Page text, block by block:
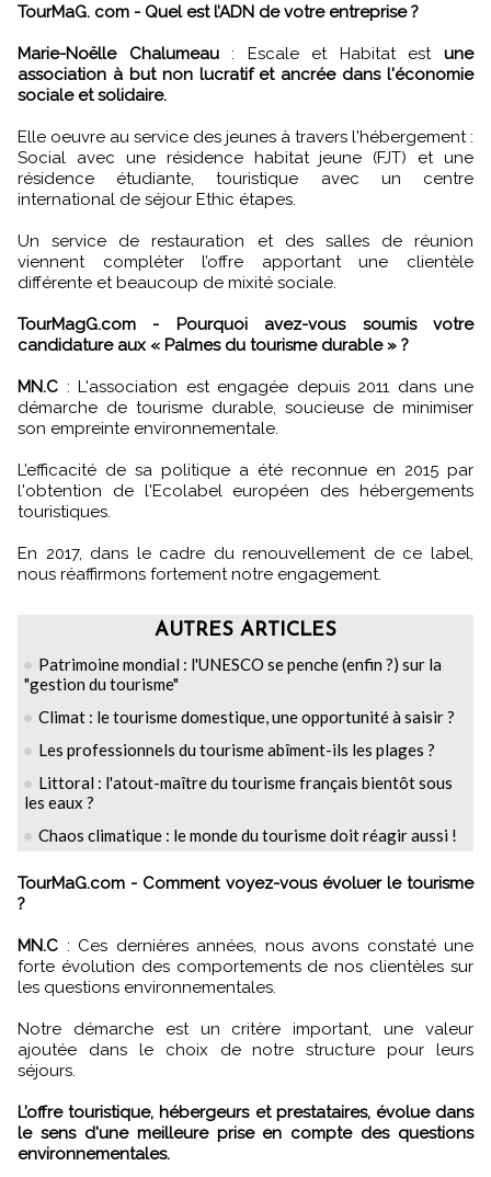
TourMaG. com - Quel est l’ADN de votre entreprise ?
Marie-Noëlle Chalumeau: Escale et Habitat estune
association à but non lucratif et ancrée dans l'économie
sociale et solidaire.
Elle oeuvre au service des jeunes à travers l'hébergement :
Social avec une résidence habitat jeune (FJT) et une
résidence étudiante, touristique avec un centre
international de séjour Ethic étapes.
Un service de restauration et des salles de réunion
viennent compléter l’offre apportant une clientèle
différente et beaucoup de mixité sociale.
TourMagG.com - Pourquoi avez-vous soumis votre
candidature aux « Palmes du tourisme durable » ?
MN.C : L'association est engagée depuis 2011 dans une
démarche de tourisme durable, soucieuse de minimiser
son empreinte environnementale.
L’efficacité de sa politique a été reconnue en 2015 par
l'obtention de l'Ecolabel européen des hébergements
touristiques.
En 2017, dans le cadre du renouvellement de ce label,
nous réaffirmons fortement notre engagement.
AUTRES ARTICLES
Patrimoine mondial : l'UNESCO se penche (enfin ?) sur la
"gestion du tourisme"
Climat : le tourisme domestique, une opportunité à saisir ?
Les professionnels du tourisme abîment-ils les plages ?
Littoral : l'atout-maître du tourisme français bientôt sous
les eaux ?
Chaos climatique : le monde du tourisme doit réagir aussi !
TourMaG.com - Comment voyez-vous évoluer le tourisme
?
MN.C : Ces dernières années, nous avons constaté une
forte évolution des comportements de nos clientèles sur
les questions environnementales.
Notre démarche est un critère important, une valeur
ajoutée dans le choix de notre structure pour leurs
séjours.
L’offre touristique, hébergeurs et prestataires, évolue dans
le sens d'une meilleure prise en compte des questions
environnementales.